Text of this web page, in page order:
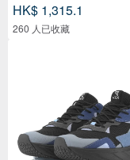
HK$ 1,315.1
260 人已收藏